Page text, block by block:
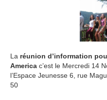
La réunion d’information
America c’est le Mercredi 14
l’Espace Jeunesse 6, rue
50